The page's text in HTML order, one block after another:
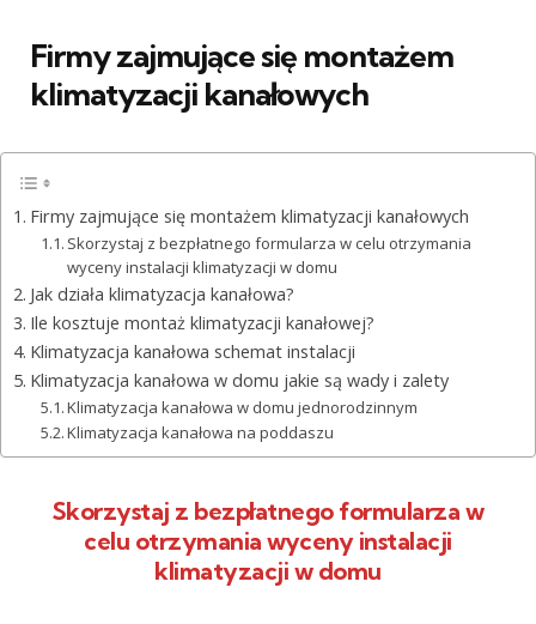
Firmy zajmujące się montażem
klimatyzacji kanałowych
Firmy zajmujące się montażem klimatyzacji kanałowych
Skorzystaj z bezpłatnego formularza w celu otrzymania
wyceny instalacji klimatyzacji w domu
Jak działa klimatyzacja kanałowa?
Ile kosztuje montaż klimatyzacji kanałowej?
Klimatyzacja kanałowa schemat instalacji
Klimatyzacja kanałowa w domu jakie są wady i zalety
Klimatyzacja kanałowa w domu jednorodzinnym
Klimatyzacja kanałowa na poddaszu
Skorzystaj z bezpłatnego formularza w
celu otrzymania wyceny instalacji
klimatyzacji w domu